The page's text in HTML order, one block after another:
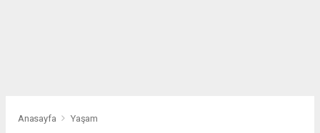
Anasayfa Yaşam